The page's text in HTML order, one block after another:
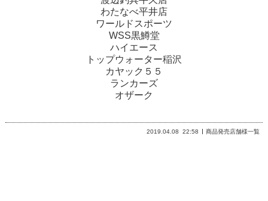
わたなべ平井店
ワールドスポーツ
WSS黒鱒堂
ハイエース
トップウォーター稲沢
カヤック５５
ランカーズ
オザーク
2019.04.08 22:58 商品発売店舗様一覧